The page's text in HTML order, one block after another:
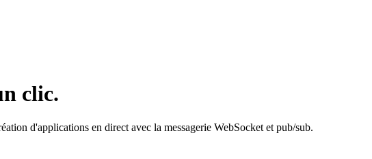
clic.
d'applications en direct avec la messagerie WebSocket et pub/sub.